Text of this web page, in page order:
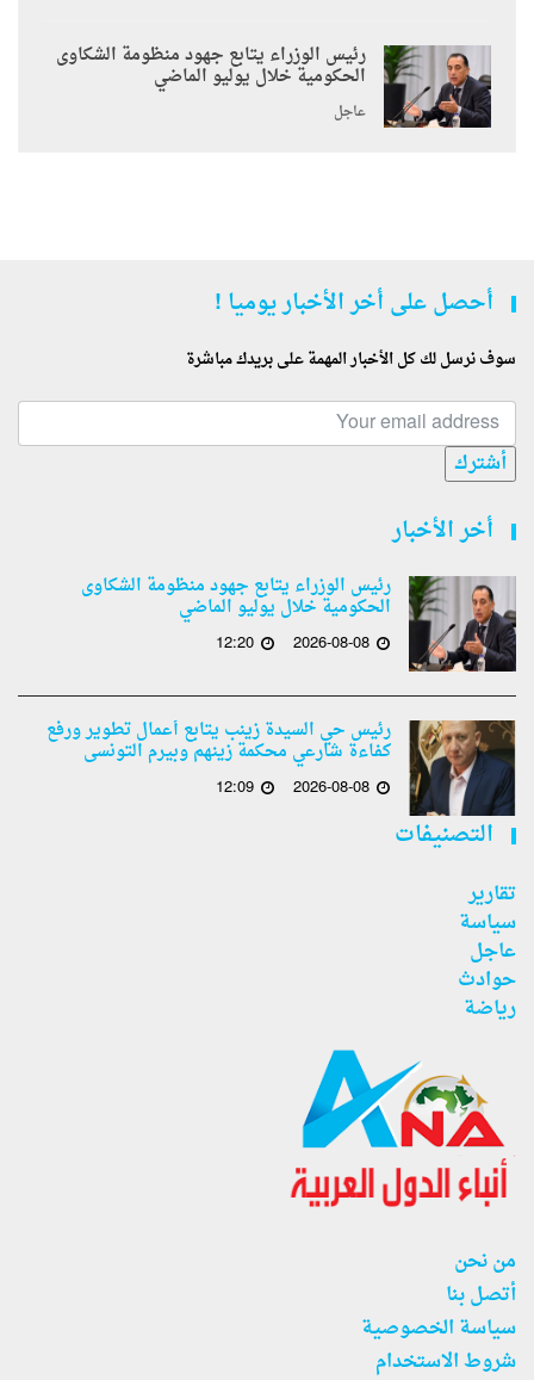
رئيس الوزراء يتابع جهود منظومة الشكاوى
الحكومية خلال يوليو الماضي
عاجل
أحصل على أخر الأخبار يوميا !
سوف نرسل لك كل الأخبار المهمة على بريدك مباشرة
أشترك
أخر الأخبار
رئيس الوزراء يتابع جهود منظومة الشكاوى
الحكومية خلال يوليو الماضي
2026-08-08
12:20
رئيس حي السيدة زينب يتابع أعمال تطوير ورفع
كفاءة شارعي محكمة زينهم وبيرم التونسى
2026-08-08
12:09
التصنيفات
تقارير
سياسة
عاجل
حوادث
رياضة
من نحن
أتصل بنا
سياسة الخصوصية
شروط الاستخدام